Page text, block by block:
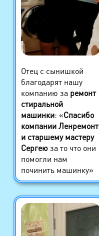
Отец с сынишкой
благодарят нашу
компанию за ремонт
стиральной
машинки: «Спасибо
компании Ленремонт
и старшему мастеру
Сергеюза то что они
помогли нам
починить машинку»